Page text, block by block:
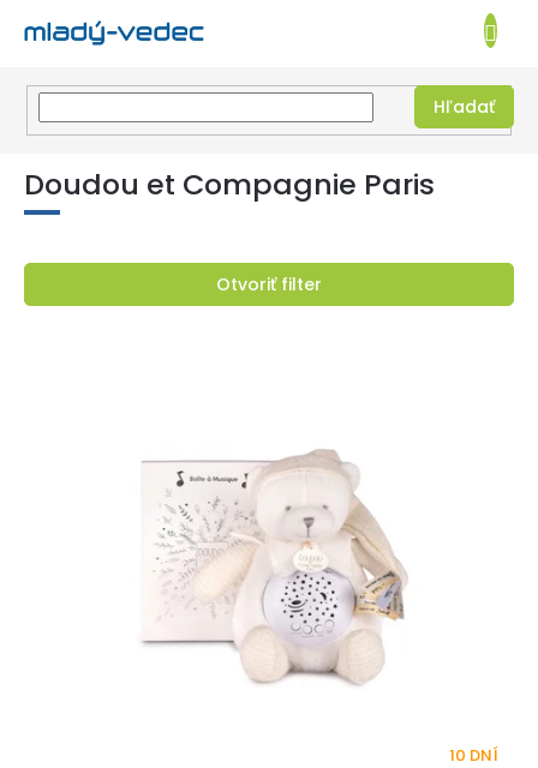
Prejsť
obsah
EUR
Hľadať
KOŠÍK
Doudou et Compagnie Paris
Otvoriť filter
10 DNÍ